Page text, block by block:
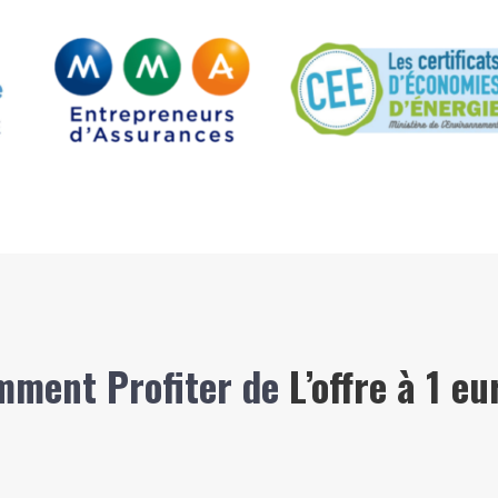
Profiter de L’offre à 1